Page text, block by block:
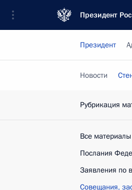
Президент
Президент
Новости
Рубрикация
Все материалы
Послания
Заявления по
Совещания,